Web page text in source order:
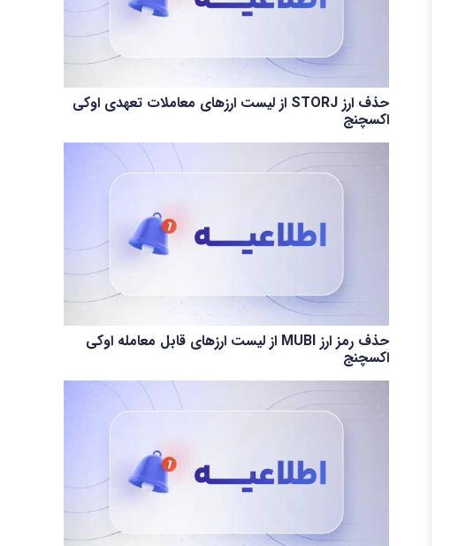
حذف ارز STORJ از لیست ارزهای معاملات تعهدی اوکی
اکسچنج
حذف رمز ارز MUBI از لیست ارزهای قابل معامله اوکی
اکسچنج